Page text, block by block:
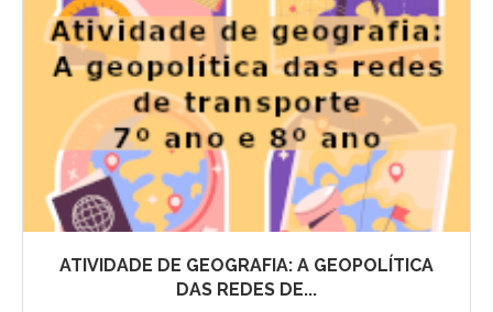
ATIVIDADE DE GEOGRAFIA: A GEOPOLÍTICA
DAS REDES DE...